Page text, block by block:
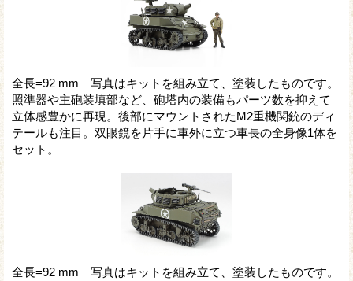
全長=92 mm 写真はキットを組み立て、塗装したものです。
照準器や主砲装填部など、砲塔内の装備もパーツ数を抑えて
立体感豊かに再現。後部にマウントされたM2重機関銃のディ
テールも注目。双眼鏡を片手に車外に立つ車長の全身像1体を
セット。
全長=92 mm 写真はキットを組み立て、塗装したものです。